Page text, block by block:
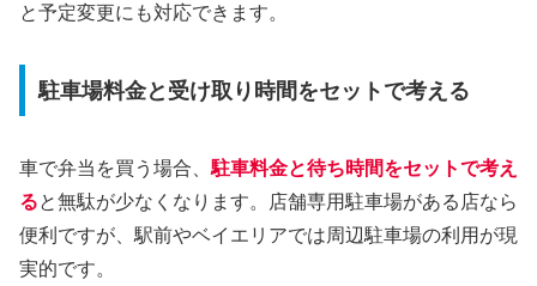
と予定変更にも対応できます。
駐車場料金と受け取り時間をセットで考える
車で弁当を買う場合、 駐車料金と待ち時間をセットで考え
ると無駄が少なくなります。店舗専用駐車場がある店なら
便利ですが、駅前やベイエリアでは周辺駐車場の利用が現
実的です。